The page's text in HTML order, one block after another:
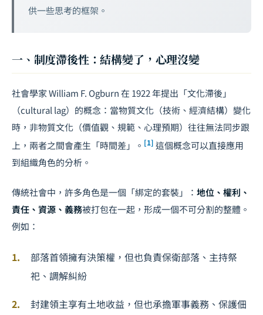
供一些思考的框架。
一、制度滯後性：結構變了，心理沒變
社會學家 William F. Ogburn 在 1922 年提出「文化滯後」
（cultural lag）的概念：當物質文化（技術、經濟結構）變化
時，非物質文化（價值觀、規範、心理預期）往往無法同步跟
上，兩者之間會產生「時間差」。 [1] 這個概念可以直接應用
到組織角色的分析。
傳統社會中，許多角色是一個「綁定的套裝」： 地位、權利、
責任、資源、義務被打包在一起，形成一個不可分割的整體。
例如：
部落首領擁有決策權，但也負責保衛部落、主持祭
祀、調解糾紛
封建領主享有土地收益，但也承擔軍事義務、保護佃